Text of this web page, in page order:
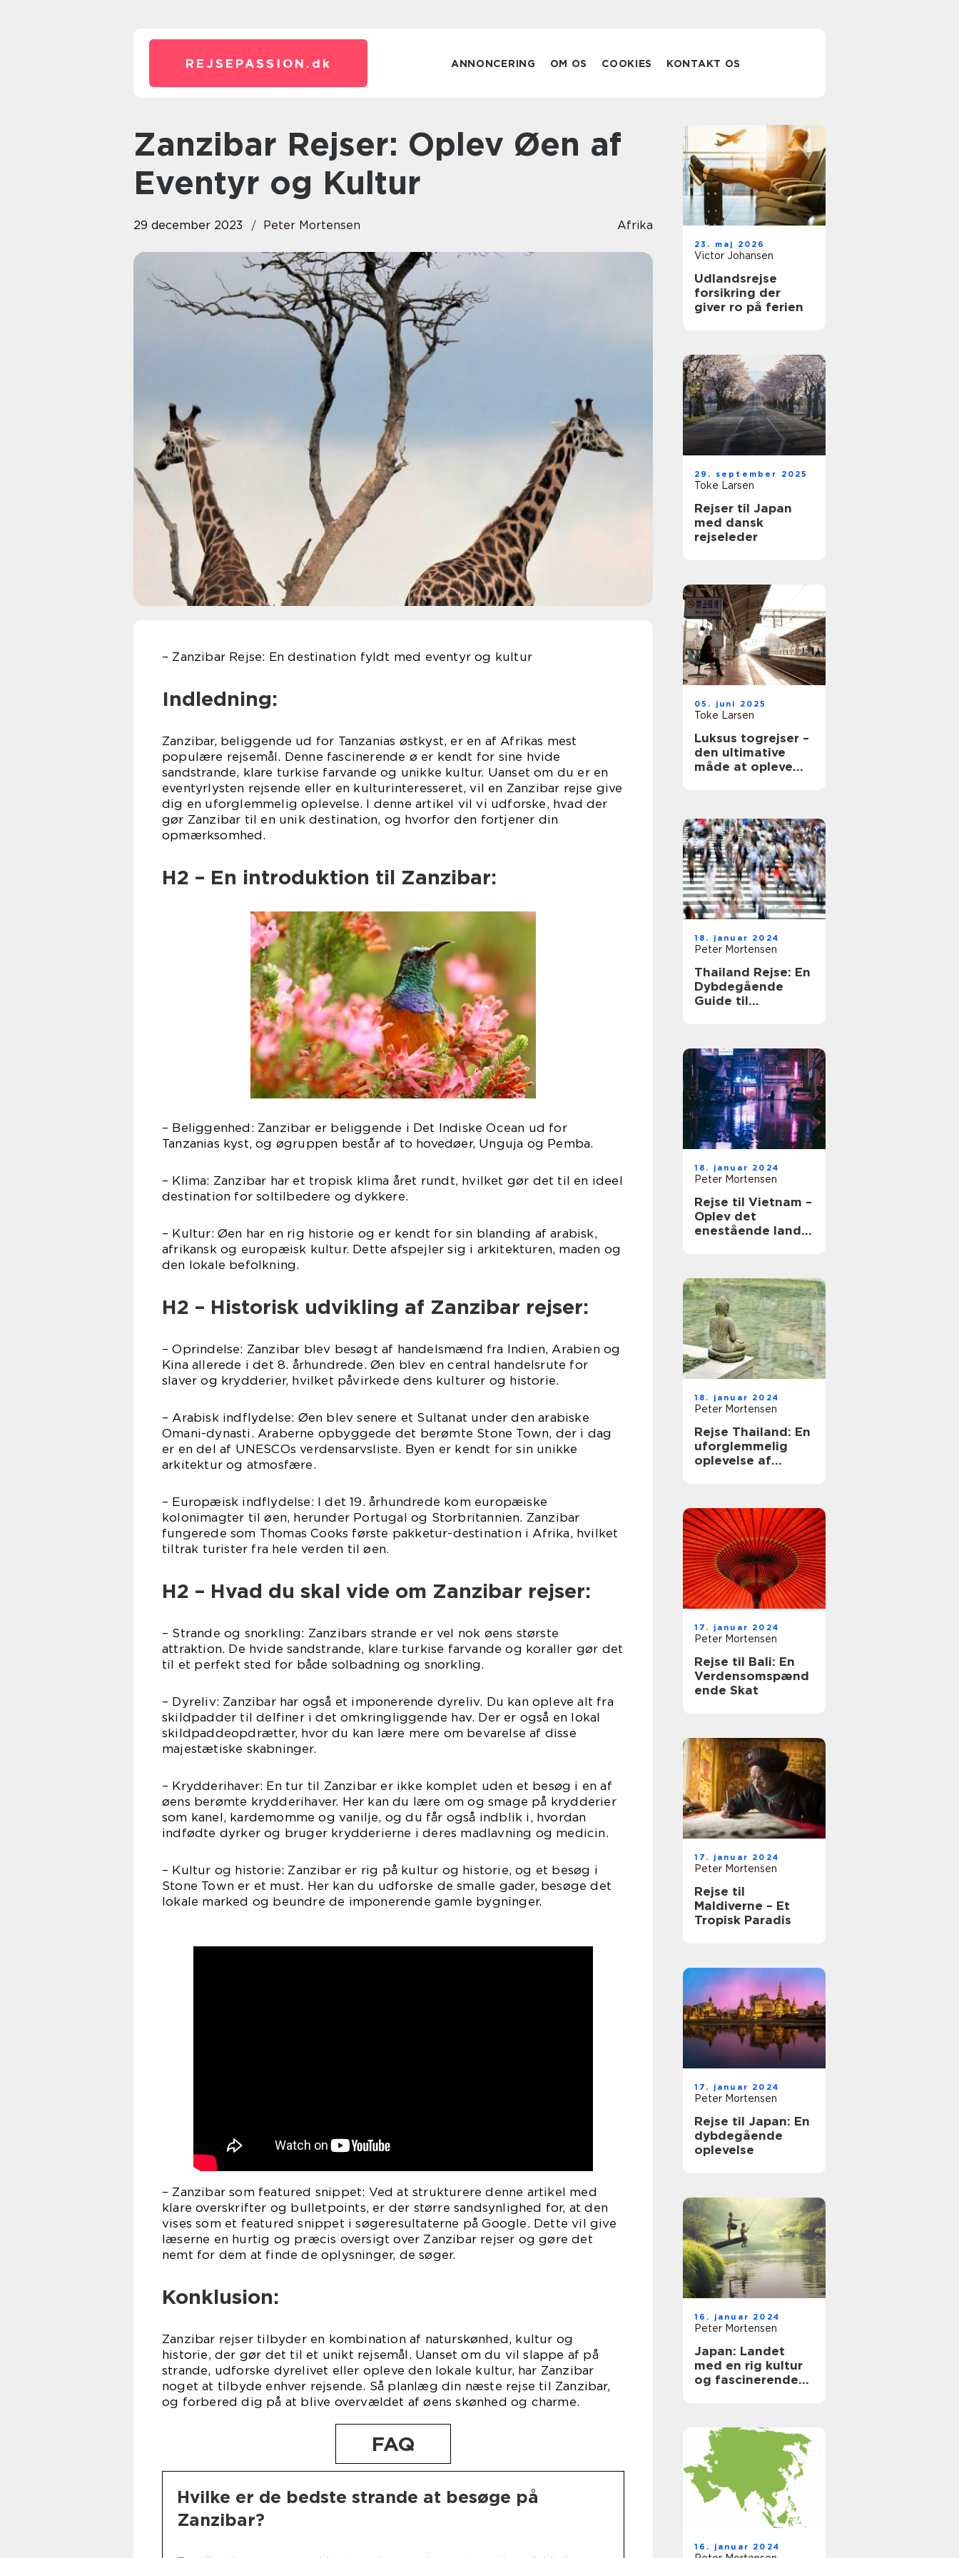
REJSEPASSION. dk ANNONCERING OM OS COOKIES KONTAKT OS
Zanzibar Rejser: Oplev Øen af
Eventyr og Kultur
29 december 2023 Peter Mortensen Afrika
– Zanzibar Rejse: En destination fyldt med eventyr og kultur
Indledning:
Zanzibar, beliggende ud for Tanzanias østkyst, er en af Afrikas mest
populære rejsemål. Denne fascinerende ø er kendt for sine hvide
sandstrande, klare turkise farvande og unikke kultur. Uanset om du er en
eventyrlysten rejsende eller en kulturinteresseret, vil en Zanzibar rejse give
dig en uforglemmelig oplevelse. I denne artikel vil vi udforske, hvad der
gør Zanzibar til en unik destination, og hvorfor den fortjener din
opmærksomhed.
H2 – En introduktion til Zanzibar:
– Beliggenhed: Zanzibar er beliggende i Det Indiske Ocean ud for
Tanzanias kyst, og øgruppen består af to hovedøer, Unguja og Pemba.
– Klima: Zanzibar har et tropisk klima året rundt, hvilket gør det til en ideel
destination for soltilbedere og dykkere.
– Kultur: Øen har en rig historie og er kendt for sin blanding af arabisk,
afrikansk og europæisk kultur. Dette afspejler sig i arkitekturen, maden og
den lokale befolkning.
H2 – Historisk udvikling af Zanzibar rejser:
– Oprindelse: Zanzibar blev besøgt af handelsmænd fra Indien, Arabien og
Kina allerede i det 8. århundrede. Øen blev en central handelsrute for
slaver og krydderier, hvilket påvirkede dens kulturer og historie.
– Arabisk indflydelse: Øen blev senere et Sultanat under den arabiske
Omani-dynasti. Araberne opbyggede det berømte Stone Town, der i dag
er en del af UNESCOs verdensarvsliste. Byen er kendt for sin unikke
arkitektur og atmosfære.
– Europæisk indflydelse: I det 19. århundrede kom europæiske
kolonimagter til øen, herunder Portugal og Storbritannien. Zanzibar
fungerede som Thomas Cooks første pakketur-destination i Afrika, hvilket
tiltrak turister fra hele verden til øen.
H2 – Hvad du skal vide om Zanzibar rejser:
– Strande og snorkling: Zanzibars strande er vel nok øens største
attraktion. De hvide sandstrande, klare turkise farvande og koraller gør det
til et perfekt sted for både solbadning og snorkling.
– Dyreliv: Zanzibar har også et imponerende dyreliv. Du kan opleve alt fra
skildpadder til delfiner i det omkringliggende hav. Der er også en lokal
skildpaddeopdrætter, hvor du kan lære mere om bevarelse af disse
majestætiske skabninger.
– Krydderihaver: En tur til Zanzibar er ikke komplet uden et besøg i en af
øens berømte krydderihaver. Her kan du lære om og smage på krydderier
som kanel, kardemomme og vanilje, og du får også indblik i, hvordan
indfødte dyrker og bruger krydderierne i deres madlavning og medicin.
– Kultur og historie: Zanzibar er rig på kultur og historie, og et besøg i
Stone Town er et must. Her kan du udforske de smalle gader, besøge det
lokale marked og beundre de imponerende gamle bygninger.
– Zanzibar som featured snippet: Ved at strukturere denne artikel med
klare overskrifter og bulletpoints, er der større sandsynlighed for, at den
vises som et featured snippet i søgeresultaterne på Google. Dette vil give
læserne en hurtig og præcis oversigt over Zanzibar rejser og gøre det
nemt for dem at finde de oplysninger, de søger.
Konklusion:
Zanzibar rejser tilbyder en kombination af naturskønhed, kultur og
historie, der gør det til et unikt rejsemål. Uanset om du vil slappe af på
strande, udforske dyrelivet eller opleve den lokale kultur, har Zanzibar
noget at tilbyde enhver rejsende. Så planlæg din næste rejse til Zanzibar,
og forbered dig på at blive overvældet af øens skønhed og charme.
FAQ
Hvilke er de bedste strande at besøge på
Zanzibar?
23. maj 2026
Victor Johansen
Udlandsrejse
forsikring der
giver ro på ferien
29. september 2025
Toke Larsen
Rejser til Japan
med dansk
rejseleder
05. juni 2025
Toke Larsen
Luksus togrejser –
den ultimative
måde at opleve
18. januar 2024
Peter Mortensen
Thailand Rejse: En
Dybdegående
Guide til
18. januar 2024
Peter Mortensen
Rejse til Vietnam –
Oplev det
enestående land
18. januar 2024
Peter Mortensen
Rejse Thailand: En
uforglemmelig
oplevelse af
eventyr
17. januar 2024
Peter Mortensen
Rejse til Bali: En
Verdensomspænd
ende Skat
17. januar 2024
Peter Mortensen
Rejse til
Maldiverne – Et
Tropisk Paradis
17. januar 2024
Peter Mortensen
Rejse til Japan: En
dybdegående
oplevelse
16. januar 2024
Peter Mortensen
Japan: Landet
med en rig kultur
og fascinerende
16. januar 2024